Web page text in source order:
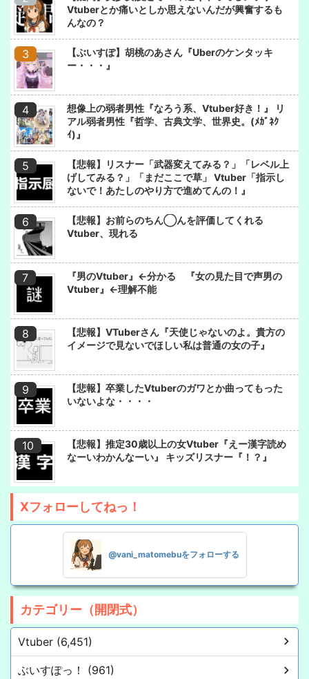
Vtuberとか痛いとしか思えないんだが興奮するも
んなの？
【ぶいすぽ】胡桃のあさん『Uberのケンタッキ
ー・・・』
想像上の弱者男性『なろう系、Vtuber好き！』 リ
アル弱者男性『哲学、古典文学、世界史。(ﾒｶﾞﾈｸ
ｲ)』
【悲報】リスナー「武器変えてみる？」「レベル上
げしてみる？」「まだここで草」 Vtuber「指示し
ないで！あたしのやり方で進めてんの！』
【悲報】お前らのちん◯んを評価してくれる
Vtuber、現れる
『男のVtuber』←分かる 『女の見た目で声男の
Vtuber』←理解不能
【悲報】VTuberさん『天使じゃないのよ。貴方の
イメージで見ないでほしい私は普通の女の子』
【悲報】卒業したVtuberのガワとか曲ってもった
いないよな・・・・
【悲報】推定30歳以上の女Vtuber『えー漢字読め
なーいわかんなーい』 キッズリスナー『！？』
Xフォローしてねっ！
@vani_matomebuをフォローする
カテゴリー（開閉式）
Vtuber (6,451)
ぶいすぽっ！ (961)